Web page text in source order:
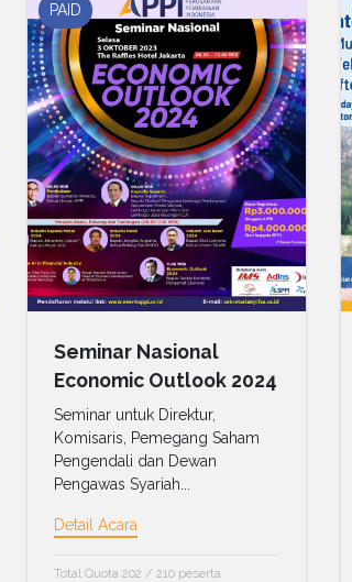
PAID
Seminar Nasional
Economic Outlook 2024
Seminar untuk Direktur,
Komisaris, Pemegang Saham
Pengendali dan Dewan
Pengawas Syariah...
Detail Acara
Total Quota 202 / 210 peserta